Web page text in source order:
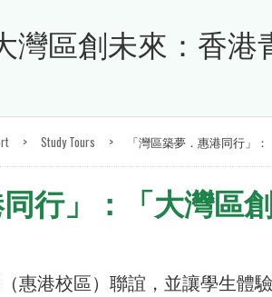
灣區創未來：香港
> Study Tours > 「灣區築夢．惠港同行」
同行」：「大灣區
惠港校區）聯誼，並讓學生體